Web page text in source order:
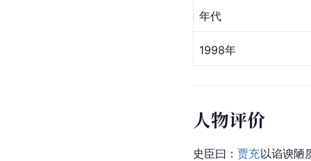
年代
1998年
人物评价
史臣曰：贾充以谄谀陋